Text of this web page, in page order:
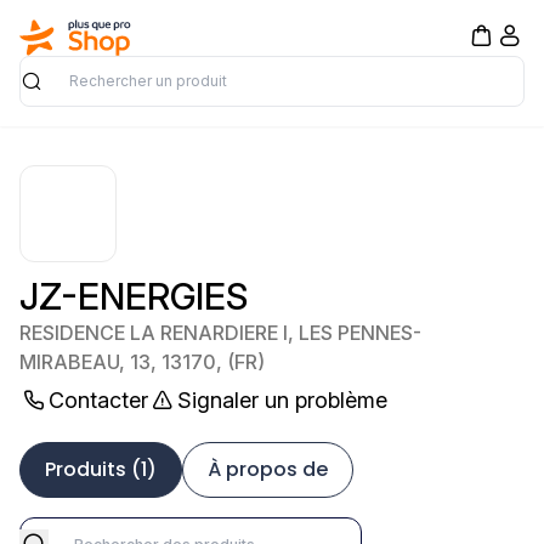
Rechercher
JZ-ENERGIES
RESIDENCE LA RENARDIERE I, LES PENNES-
MIRABEAU, 13, 13170, (FR)
Contacter Signaler un problème
Produits (1) À propos de